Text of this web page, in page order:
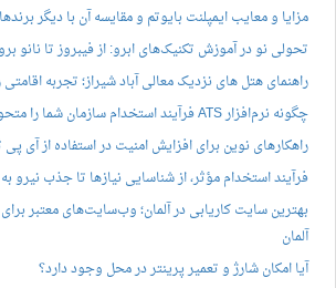
مزایا و معایب ایمپلنت بایوتم و مقایسه آن با دیگر برندها
تحولی نو در آموزش تکنیک‌های ابرو: از فیبروز تا نانو
راهنمای هتل های نزدیک معالی آباد شیراز؛ تجربه
چگونه نرم‌افزار ATS فرآیند استخدام سازمان شما را متحول می‌کند؟
راهکارهای نوین برای افزایش امنیت در استفاده از آی
فرآیند استخدام مؤثر، از شناسایی نیازها تا جذب
بهترین سایت کاریابی در آلمان؛ وب‌سایت‌های معتبر
آلمان
آیا امکان شارژ و تعمیر پرینتر در محل وجود دارد؟